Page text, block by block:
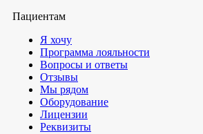
Пациентам
Я хочу
Программа лояльности
Вопросы и ответы
Отзывы
Мы рядом
Оборудование
Лицензии
Реквизиты